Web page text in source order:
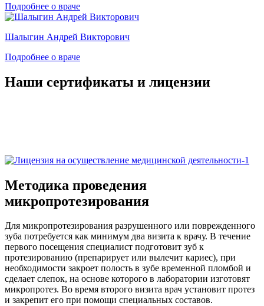
Подробнее о враче
Шалыгин Андрей Викторович
Подробнее о враче
Наши сертификаты и лицензии
Методика проведения
микропротезирования
Для микропротезирования разрушенного или поврежденного
зуба потребуется как минимум два визита к врачу. В течение
первого посещения специалист подготовит зуб к
протезированию (препарирует или вылечит кариес), при
необходимости закроет полость в зубе временной пломбой и
сделает слепок, на основе которого в лаборатории изготовят
микропротез. Во время второго визита врач установит протез
и закрепит его при помощи специальных составов.